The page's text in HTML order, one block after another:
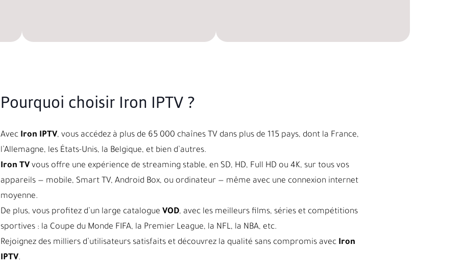
Pourquoi choisir Iron IPTV ?
Avec Iron IPTV, vous accédez à plus de 65 000 chaînes TV dans plus de 115 pays, dont la France,
l’Allemagne, les États-Unis, la Belgique, et bien d’autres.
Iron TVvous offre une expérience de streaming stable, en SD, HD, Full HD ou 4K, sur tous vos
appareils — mobile, Smart TV, Android Box, ou ordinateur — même avec une connexion internet
moyenne.
De plus, vous profitez d’un large catalogue VOD, avec les meilleurs films, séries et compétitions
sportives : la Coupe du Monde FIFA, la Premier League, la NFL, la NBA, etc.
Rejoignez des milliers d’utilisateurs satisfaits et découvrez la qualité sans compromis avec Iron
IPTV.